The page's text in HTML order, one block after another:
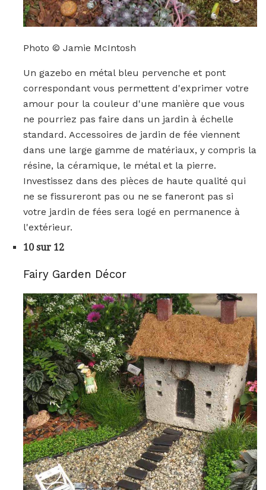
Photo © Jamie McIntosh
Un gazebo en métal bleu pervenche et pont
correspondant vous permettent d'exprimer votre
amour pour la couleur d'une manière que vous
ne pourriez pas faire dans un jardin à échelle
standard. Accessoires de jardin de fée viennent
dans une large gamme de matériaux, y compris la
résine, la céramique, le métal et la pierre.
Investissez dans des pièces de haute qualité qui
ne se fissureront pas ou ne se faneront pas si
votre jardin de fées sera logé en permanence à
l'extérieur.
10 sur 12
Fairy Garden Décor